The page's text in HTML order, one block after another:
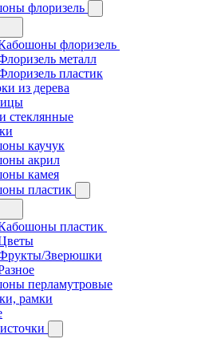
флоризель
флоризель
металл
пластик
из дерева
стеклянные
каучук
акрил
камея
пластик
пластик
Зверюшки
перламутровые
рамки